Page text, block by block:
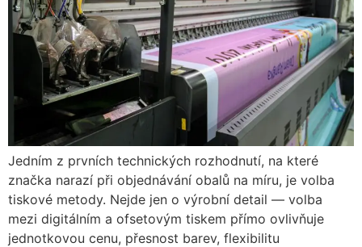
Jedním z prvních technických rozhodnutí, na které
značka narazí při objednávání obalů na míru, je volba
tiskové metody. Nejde jen o výrobní detail — volba
mezi digitálním a ofsetovým tiskem přímo ovlivňuje
jednotkovou cenu, přesnost barev, flexibilitu